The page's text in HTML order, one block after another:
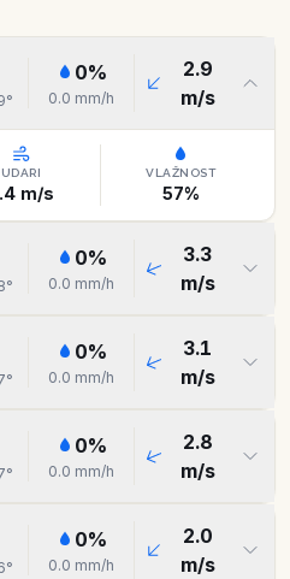
°
0%
0.0 mm/h
2.9
m/s
UDARI
m/s
VLAŽNOST
57%
°
0%
0.0 mm/h
3.3
m/s
°
0%
0.0 mm/h
3.1
m/s
°
0%
0.0 mm/h
2.8
m/s
°
0%
0.0 mm/h
2.0
m/s